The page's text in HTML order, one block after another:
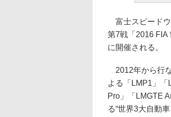
富士スピードウ
第7戦「2016 FIA
に開催される。
2012年から行
よる「LMP1」
Pro」「LMGTE
る“世界3大自動